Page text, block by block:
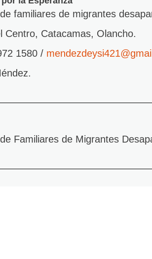
familiares de migrantes
Centro, Catacamas, Olancho.
1580 /
Familiares de Migrantes